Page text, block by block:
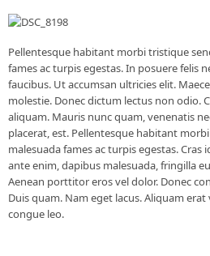
Pellentesque habitant morbi tristique
fames ac turpis egestas. In posuere felis
faucibus. Ut accumsan ultricies elit.
molestie. Donec dictum lectus non odio.
aliquam. Mauris nunc quam, venenatis
placerat, est. Pellentesque habitant
malesuada fames ac turpis egestas.
ante enim, dapibus malesuada, fringilla
Aenean porttitor eros vel dolor. Donec
Duis quam. Nam eget lacus. Aliquam
congue leo.